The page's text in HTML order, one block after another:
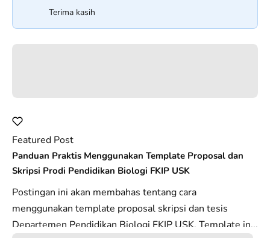
Terima kasih
Featured Post
Panduan Praktis Menggunakan Template Proposal dan
Skripsi Prodi Pendidikan Biologi FKIP USK
Postingan ini akan membahas tentang cara
menggunakan template proposal skripsi dan tesis
Departemen Pendidikan Biologi FKIP USK. Template in...